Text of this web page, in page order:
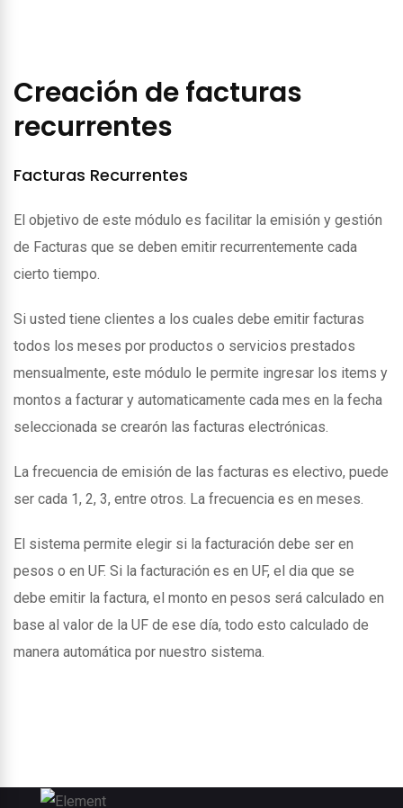
Creación de facturas
recurrentes
Facturas Recurrentes
El objetivo de este módulo es facilitar la emisión y gestión
de Facturas que se deben emitir recurrentemente cada
cierto tiempo.
Si usted tiene clientes a los cuales debe emitir facturas
todos los meses por productos o servicios prestados
mensualmente, este módulo le permite ingresar los items y
montos a facturar y automaticamente cada mes en la fecha
seleccionada se crearón las facturas electrónicas.
La frecuencia de emisión de las facturas es electivo, puede
ser cada 1, 2, 3, entre otros. La frecuencia es en meses.
El sistema permite elegir si la facturación debe ser en
pesos o en UF. Si la facturación es en UF, el dia que se
debe emitir la factura, el monto en pesos será calculado en
base al valor de la UF de ese día, todo esto calculado de
manera automática por nuestro sistema.